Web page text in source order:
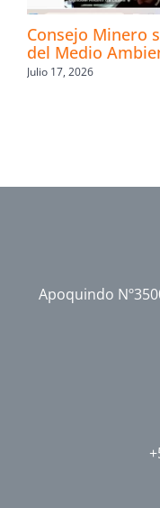
Consejo Minero
del Medio
Julio 17, 2026
Apoquindo